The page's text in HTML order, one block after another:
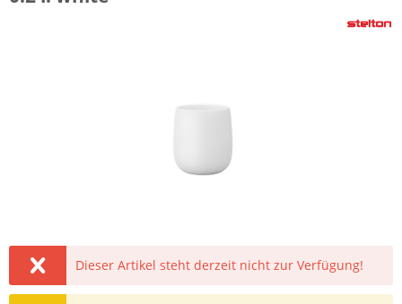
Dieser Artikel steht derzeit nicht zur Verfügung!